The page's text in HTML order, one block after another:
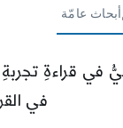
عامّة
في قراءةِ
في